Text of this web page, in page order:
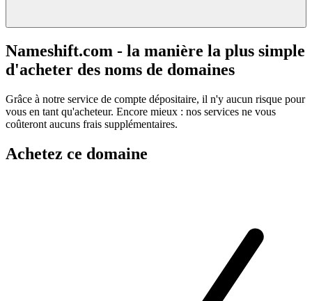
Nameshift.com - la manière la plus simple
d'acheter des noms de domaines
Grâce à notre service de compte dépositaire, il n'y aucun risque pour
vous en tant qu'acheteur. Encore mieux : nos services ne vous
coûteront aucuns frais supplémentaires.
Achetez ce domaine